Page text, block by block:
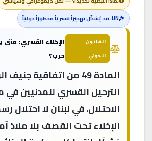
UN: قد يُشكّل تهجيراً قسرياً محظوراً دولياً
القانون
الدولي
الإخلاء القسري:
حرب؟
المادة 49 من اتفاقية
الترحيل القسري للمدنيين
الاحتلال. في لبنان لا
الإخلاء تحت القصف بلا ملاذ